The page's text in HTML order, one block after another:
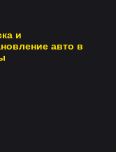
и
авто в